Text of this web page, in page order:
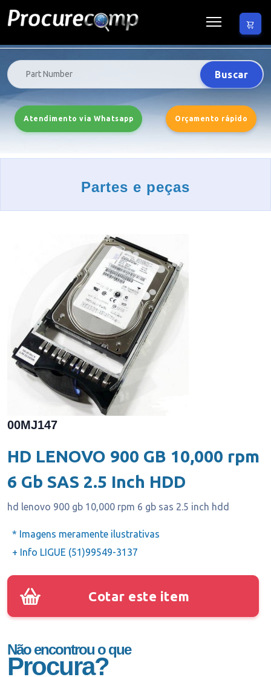
Buscar
Atendimento via Whatsapp Orçamento rápido
Partes e peças
00MJ147
HD LENOVO 900 GB 10,000 rpm
6 Gb SAS 2.5 Inch HDD
hd lenovo 900 gb 10,000 rpm 6 gb sas 2.5 inch hdd
* Imagens meramente ilustrativas
+ Info LIGUE (51)99549-3137
Cotar este item
Não encontrou o que
Procura?